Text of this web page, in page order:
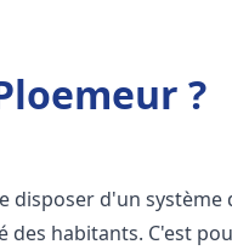
?
disposer d'un système
des habitants. C'est